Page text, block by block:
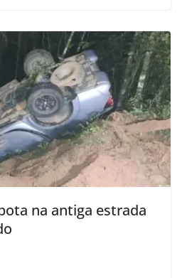
na antiga estrada